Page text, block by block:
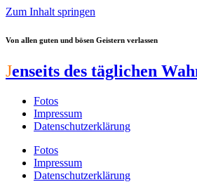
Zum Inhalt springen
Von allen guten und bösen Geistern verlassen
Jenseits des täglichen
Fotos
Impressum
Datenschutzerklärung
Fotos
Impressum
Datenschutzerklärung